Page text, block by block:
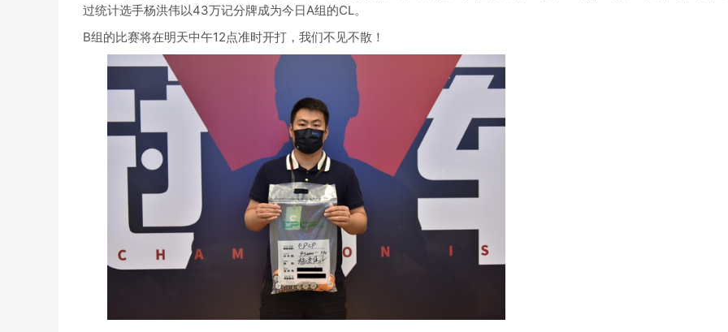
过统计选手杨洪伟以43万记分牌成为今日A组的CL。
B组的比赛将在明天中午12点准时开打，我们不见不散！